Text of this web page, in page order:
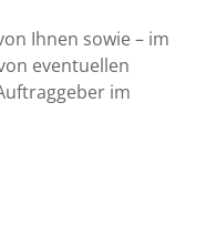
Ihnen sowie – im
eventuellen
im